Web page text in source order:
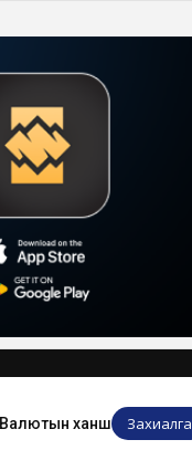
Валютын ханш Захиалга